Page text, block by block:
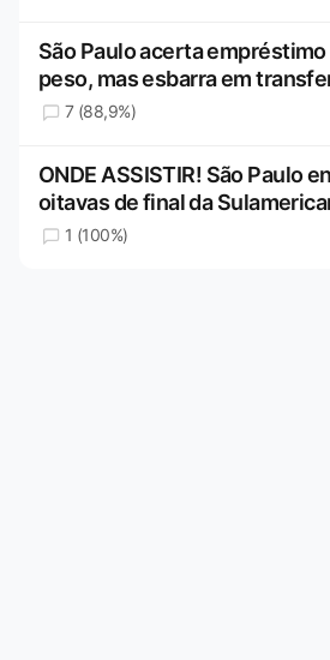
São Paulo acerta
peso, mas esbarra em
7 (88,9%)
ONDE ASSISTIR! São Paulo
oitavas de final da
1 (100%)